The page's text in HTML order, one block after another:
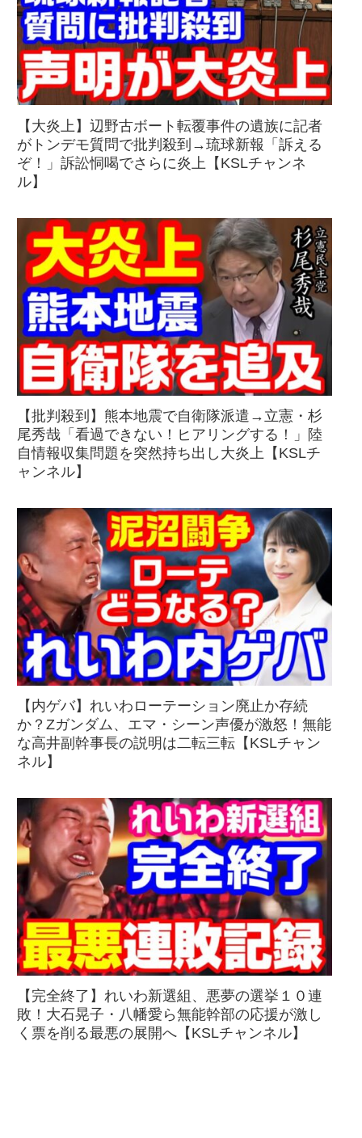
【大炎上】辺野古ボート転覆事件の遺族に記者
がトンデモ質問で批判殺到→琉球新報「訴える
ぞ！」訴訟恫喝でさらに炎上【KSLチャンネ
ル】
【批判殺到】熊本地震で自衛隊派遣→立憲・杉
尾秀哉「看過できない！ヒアリングする！」陸
自情報収集問題を突然持ち出し大炎上【KSLチ
ャンネル】
【内ゲバ】れいわローテーション廃止か存続
か？Zガンダム、エマ・シーン声優が激怒！無能
な高井副幹事長の説明は二転三転【KSLチャン
ネル】
【完全終了】れいわ新選組、悪夢の選挙１０連
敗！大石晃子・八幡愛ら無能幹部の応援が激し
く票を削る最悪の展開へ【KSLチャンネル】